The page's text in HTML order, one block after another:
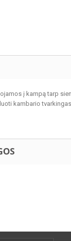
į kampą tarp
kambario